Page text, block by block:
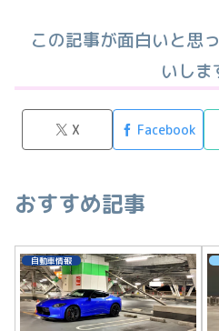
この記事が面白いと思
いしま
X Facebook
おすすめ記事
自動車情報